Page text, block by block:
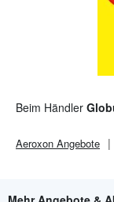
Beim Händler
Aeroxon Angebote